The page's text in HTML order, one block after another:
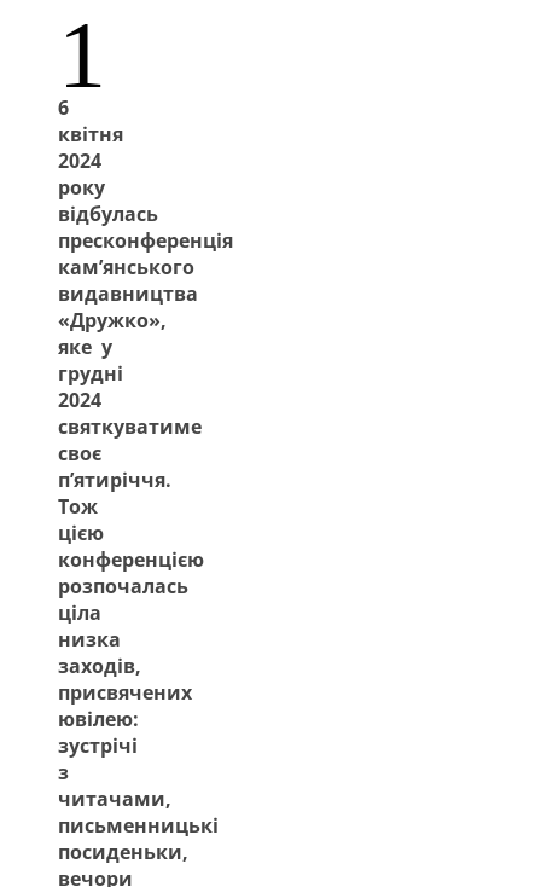
1
6
квітня
2024
року
відбулась
пресконференція
кам’янського
видавництва
«Дружко»,
яке у
грудні
2024
святкуватиме
своє
п’ятиріччя.
Тож
цією
конференцією
розпочалась
ціла
низка
заходів,
присвячених
ювілею:
зустрічі
з
читачами,
письменницькі
посиденьки,
вечори